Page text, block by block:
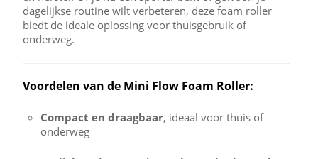
dagelijkse routine wilt verbeteren, deze foam roller
biedt de ideale oplossing voor thuisgebruik of
onderweg.
Voordelen van de Mini Flow Foam Roller:
Compact en draagbaar, ideaal voor thuis of
onderweg